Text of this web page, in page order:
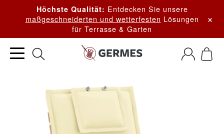
Höchste Qualität: Entdecken Sie unsere
maßgeschneiderten und wetterfesten Lösungen
für Terrasse & Garten
×